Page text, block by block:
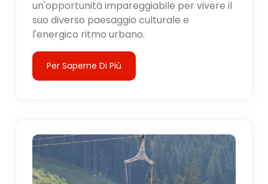
un'opportunità impareggiabile per vivere il
suo diverso paesaggio culturale e
l'energico ritmo urbano.
Per Saperne Di Più